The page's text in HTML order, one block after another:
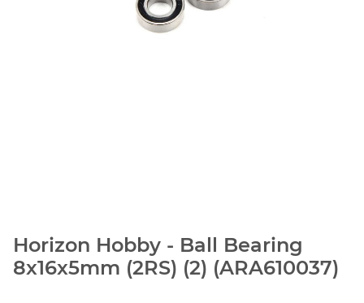
Horizon Hobby - Ball Bearing
8x16x5mm (2RS) (2) (ARA610037)